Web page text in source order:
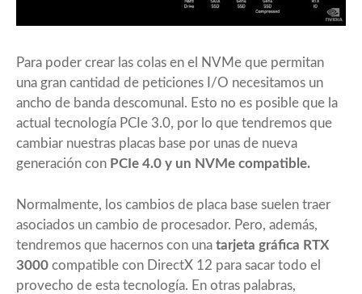
Para poder crear las colas en el NVMe que permitan
una gran cantidad de peticiones I/O necesitamos un
ancho de banda descomunal. Esto no es posible que la
actual tecnología PCIe 3.0, por lo que tendremos que
cambiar nuestras placas base por unas de nueva
generación con PCIe 4.0 y un NVMe compatible.
Normalmente, los cambios de placa base suelen traer
asociados un cambio de procesador. Pero, además,
tendremos que hacernos con una tarjeta gráfica RTX
3000 compatible con DirectX 12 para sacar todo el
provecho de esta tecnología. En otras palabras,